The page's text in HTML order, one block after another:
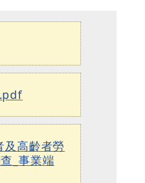
及高齡者勞
_事業端